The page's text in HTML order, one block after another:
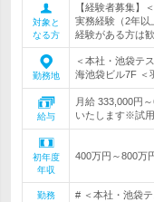
対象と
なる方
【経験者募集】
実務経験（2年
経験がある方は歓
勤務地
＜本社・池袋テ
海池袋ビル7F ＜
給与
月給 333,000円
いたします※試
初年度
年収
400万円～800万
勤務
# ＜本社・池袋